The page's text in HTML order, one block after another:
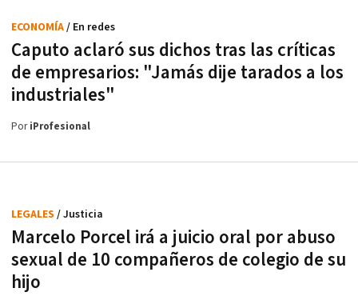
Caputo aclaró sus dichos tras las críticas
de empresarios: "Jamás dije tarados a los
industriales"
ECONOMÍA/ En redes
PoriProfesional
Marcelo Porcel irá a juicio oral por abuso
sexual de 10 compañeros de colegio de su
hijo
LEGALES / Justicia